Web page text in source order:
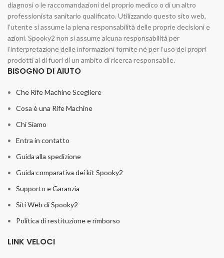
diagnosi o le raccomandazioni del proprio medico o di un altro
professionista sanitario qualificato. Utilizzando questo sito web,
l’utente si assume la piena responsabilità delle proprie decisioni e
azioni. Spooky2 non si assume alcuna responsabilità per
l’interpretazione delle informazioni fornite né per l’uso dei propri
prodotti al di fuori di un ambito di ricerca responsabile.
BISOGNO DI AIUTO
Che Rife Machine Scegliere
Cosa è una Rife Machine
Chi Siamo
Entra in contatto
Guida alla spedizione
Guida comparativa dei kit Spooky2
Supporto e Garanzia
Siti Web di Spooky2
Politica di restituzione e rimborso
LINK VELOCI